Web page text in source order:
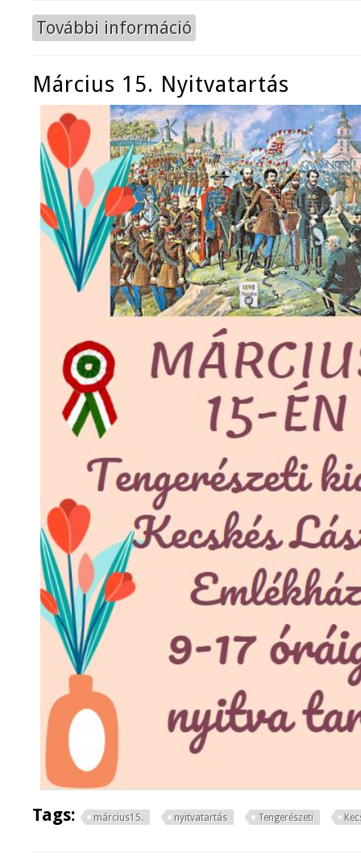
További információ
Március 15. Nyitvatartás
Tags: március15. nyitvatartás Tengerészeti